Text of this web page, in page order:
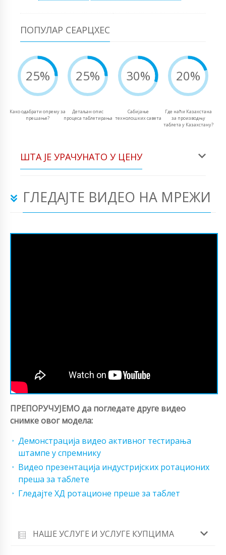
ПОПУЛАР СЕАРЦХЕС
25%
Како одабрати опрему за
прешање?
25%
Детаљан опис
процеса таблетирања
30%
Сабијање
технолошких савета
20%
Где наћи Казахстана
за производњу
таблета у Казахстану?
ШТА ЈЕ УРАЧУНАТО У ЦЕНУ
ГЛЕДАЈТЕ ВИДЕО НА МРЕЖИ
ПРЕПОРУЧУЈЕМО да погледате друге видео
снимке овог модела:
Демонстрација видео активног тестирања
штампе у спремнику
Видео презентација индустријских ротационих
преша за таблете
Гледајте ХД ротационе преше за таблет
НАШЕ УСЛУГЕ И УСЛУГЕ КУПЦИМА